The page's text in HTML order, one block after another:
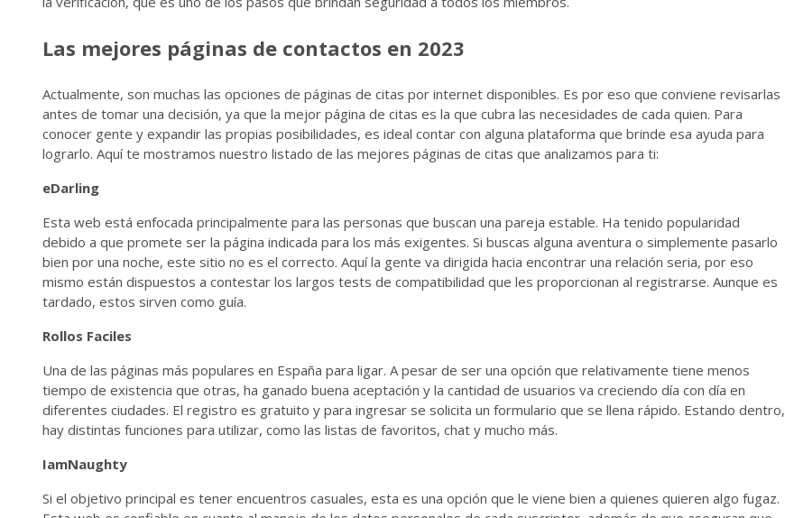
Las mejores páginas de contactos en 2023
Actualmente, son muchas las opciones de páginas de citas por internet disponibles. Es por eso que conviene revisarlas
antes de tomar una decisión, ya que la mejor página de citas es la que cubra las necesidades de cada quien. Para
conocer gente y expandir las propias posibilidades, es ideal contar con alguna plataforma que brinde esa ayuda para
lograrlo. Aquí te mostramos nuestro listado de las mejores páginas de citas que analizamos para ti:
eDarling
Esta web está enfocada principalmente para las personas que buscan una pareja estable. Ha tenido popularidad
debido a que promete ser la página indicada para los más exigentes. Si buscas alguna aventura o simplemente pasarlo
bien por una noche, este sitio no es el correcto. Aquí la gente va dirigida hacia encontrar una relación seria, por eso
mismo están dispuestos a contestar los largos tests de compatibilidad que les proporcionan al registrarse. Aunque es
tardado, estos sirven como guía.
Rollos Faciles
Una de las páginas más populares en España para ligar. A pesar de ser una opción que relativamente tiene menos
tiempo de existencia que otras, ha ganado buena aceptación y la cantidad de usuarios va creciendo día con día en
diferentes ciudades. El registro es gratuito y para ingresar se solicita un formulario que se llena rápido. Estando dentro,
hay distintas funciones para utilizar, como las listas de favoritos, chat y mucho más.
IamNaughty
Si el objetivo principal es tener encuentros casuales, esta es una opción que le viene bien a quienes quieren algo fugaz.